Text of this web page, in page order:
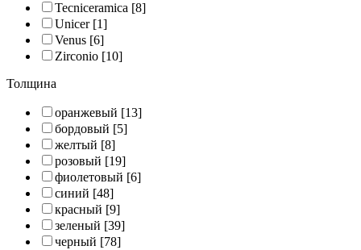
Tecniceramica [8]
Unicer[1]
Venus [6]
Zirconio [10]
Толщина
оранжевый [13]
бордовый [5]
желтый [8]
розовый [19]
фиолетовый [6]
синий [48]
красный [9]
зеленый [39]
черный [78]